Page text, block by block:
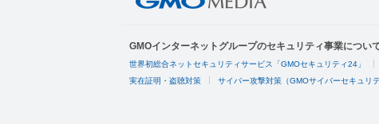
GMOインターネットグループのセキュリティ事業につい
世界初総合ネットセキュリティサービス「GMOセキュリティ24」
実在証明・盗聴対策 サイバー攻撃対策（GMOサイバーセキュリ